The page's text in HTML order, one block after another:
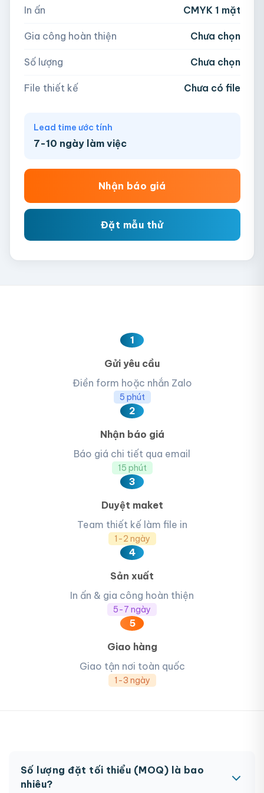
− + hộp
AI, PDF, EPS, PSD, PNG, JPG (tối đa 50MB)
In ấn CMYK 1 mặt
Gia công hoàn thiện Chưa chọn
Số lượng Chưa chọn
File thiết kế Chưa có file
Lead time ước tính
7-10 ngày làm việc
Nhận báo giá
Đặt mẫu thử
1
Gửi yêu cầu
Điền form hoặc nhắn Zalo
5 phút
2
Nhận báo giá
Báo giá chi tiết qua email
15 phút
3
Duyệt maket
Team thiết kế làm file in
1-2 ngày
4
Sản xuất
In ấn & gia công hoàn thiện
5-7 ngày
5
Giao hàng
Giao tận nơi toàn quốc
1-3 ngày
Số lượng đặt tối thiểu (MOQ) là bao
nhiêu?